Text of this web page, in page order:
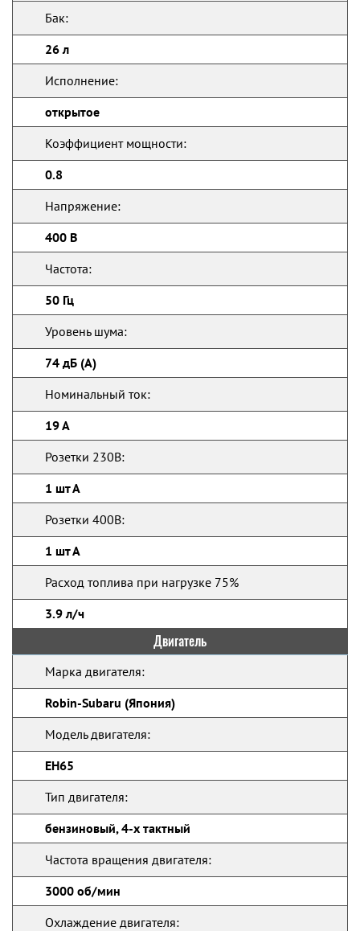
Бак:
26 л
Исполнение:
открытое
Коэффициент мощности:
0.8
Напряжение:
400 В
Частота:
50 Гц
Уровень шума:
74 дБ (А)
Номинальный ток:
19 А
Розетки 230В:
1 шт А
Розетки 400В:
1 шт А
Расход топлива при нагрузке 75%
3.9 л/ч
Двигатель
Марка двигателя:
Robin-Subaru (Япония)
Модель двигателя:
EН65
Тип двигателя:
бензиновый, 4-х тактный
Частота вращения двигателя:
3000 об/мин
Охлаждение двигателя: